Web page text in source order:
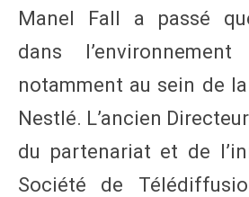
Manel Fall a passé
dans
notamment au sein de
Nestlé. L’ancien
du partenariat et de
Société de